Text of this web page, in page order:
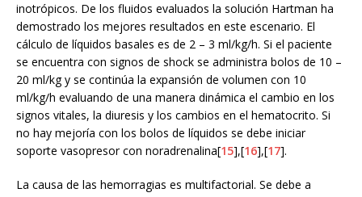
inotrópicos. De los fluidos evaluados la solución Hartman ha
demostrado los mejores resultados en este escenario. El
cálculo de líquidos basales es de 2 – 3 ml/kg/h. Si el paciente
se encuentra con signos de shock se administra bolos de 10 –
20 ml/kg y se continúa la expansión de volumen con 10
ml/kg/h evaluando de una manera dinámica el cambio en los
signos vitales, la diuresis y los cambios en el hematocrito. Si
no hay mejoría con los bolos de líquidos se debe iniciar
soporte vasopresor con noradrenalina[15],[16],[17].
La causa de las hemorragias es multifactorial. Se debe a